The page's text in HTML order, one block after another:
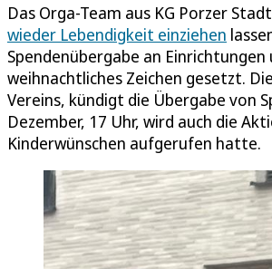
Das Orga-Team aus KG Porzer
wieder Lebendigkeit einziehen
Spendenübergabe an
weihnachtliches Zeichen gesetzt.
Vereins, kündigt die Übergabe von
Dezember, 17 Uhr, wird auch die
Kinderwünschen aufgerufen hatte.